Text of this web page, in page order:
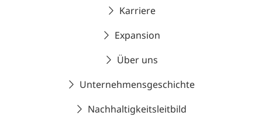
Karriere
Expansion
Über uns
Unternehmensgeschichte
Nachhaltigkeitsleitbild